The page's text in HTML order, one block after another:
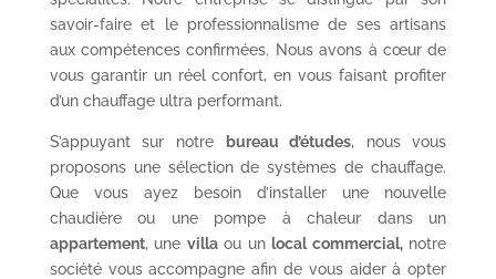
savoir-faire et le professionnalisme de ses artisans
aux compétences confirmées. Nous avons à cœur de
vous garantir un réel confort, en vous faisant profiter
d’un chauffage ultra performant.
S’appuyant sur notre bureau d’études, nous vous
proposons une sélection de systèmes de chauffage.
Que vous ayez besoin d’installer une nouvelle
chaudière ou une pompe à chaleur dans un
appartement, une villaou un local commercial,notre
société vous accompagne afin de vous aider à opter